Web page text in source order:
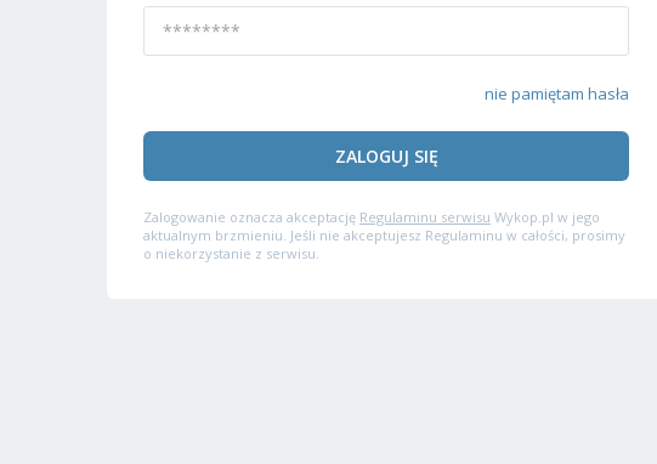
nie pamiętam hasła
ZALOGUJ SIĘ
Zalogowanie oznacza akceptację Regulaminu serwisu Wykop.pl w jego
aktualnym brzmieniu. Jeśli nie akceptujesz Regulaminu w całości, prosimy
o niekorzystanie z serwisu.